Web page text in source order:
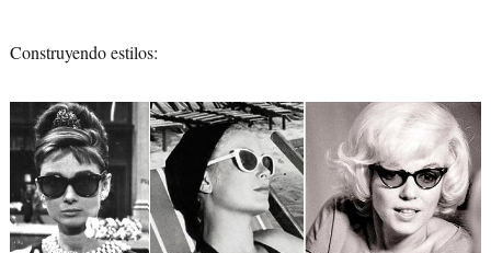
Construyendo estilos: